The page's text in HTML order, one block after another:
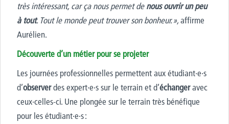
très intéressant, car ça nous permet denous ouvrir un peu
à tout. Tout le monde peut trouver son bonheur. »,affirme
Aurélien.
Découverte d’un métier pour se projeter
Les journées professionnelles permettent aux étudiant·e·s
d’observerdes expert·e·s sur le terrain et d’échangeravec
ceux·celles-ci. Une plongée sur le terrain très bénéfique
pour les étudiant·e·s :